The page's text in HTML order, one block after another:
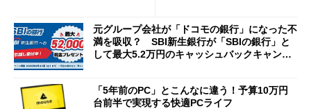
元グループ会社が「ドコモの銀行」になった不
満を吸収？ SBI新生銀行が「SBIの銀行」と
して最大5.2万円のキャッシュバックキャンペ
「5年前のPC」とこんなに違う！予算10万円
台前半で実現する快適PCライフ